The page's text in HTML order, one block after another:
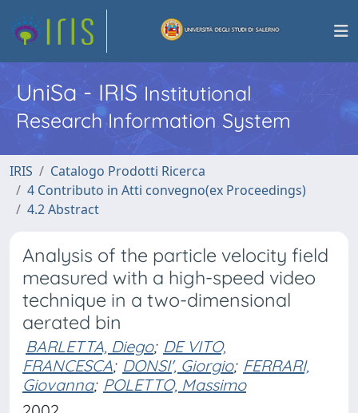
UniSa - IRISInstitutional
Research Information System
IRIS
Catalogo Prodotti Ricerca
4 Contributo in Atti convegno(ex Proceedings)
4.2 Abstract
Analysis of the particle velocity field
measured with a high-speed video
technique in a two-dimensional
aerated bin
BARLETTA, Diego; DE VITO,
FRANCESCA; DONSI', Giorgio; FERRARI,
Giovanna; POLETTO, Massimo